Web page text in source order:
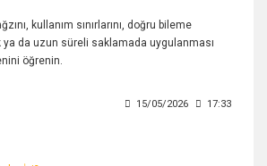
kullanım sınırlarını, doğru bileme
da uzun süreli saklamada uygulanması
öğrenin.
15/05/2026 17:33